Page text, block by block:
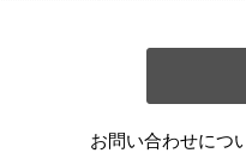
お問い合わせにつ